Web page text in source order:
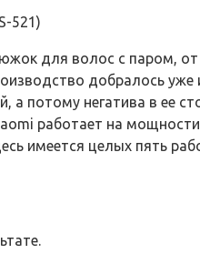
для волос с паром,
добралось
а потому негатива в ее
работает на
имеется целых пять